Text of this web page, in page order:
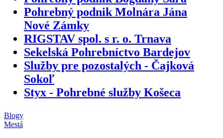
Pohrebný podnik Molnára Jána
Nové Zámky
RIGSTAV spol. s r. o. Trnava
Sekelská Pohrebníctvo Bardejov
Služby pre pozostalých - Čajková
Sokoľ
Styx - Pohrebné služby Košeca
Blogy
Mestá